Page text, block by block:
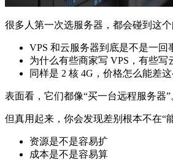
很多人第一次选服务器，都会碰到这个
VPS 和云服务器到底是不是一回
为什么有些商家写 VPS，有些写
同样是 2 核 4G，价格怎么能差这
表面看，它们都像“买一台远程服务器”
但真用起来，你会发现差别根本不在“
资源是不是容易扩
成本是不是容易算